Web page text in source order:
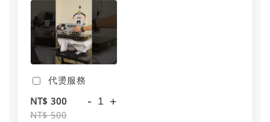
代燙服務
NT$ 300
NT$ 500
- +